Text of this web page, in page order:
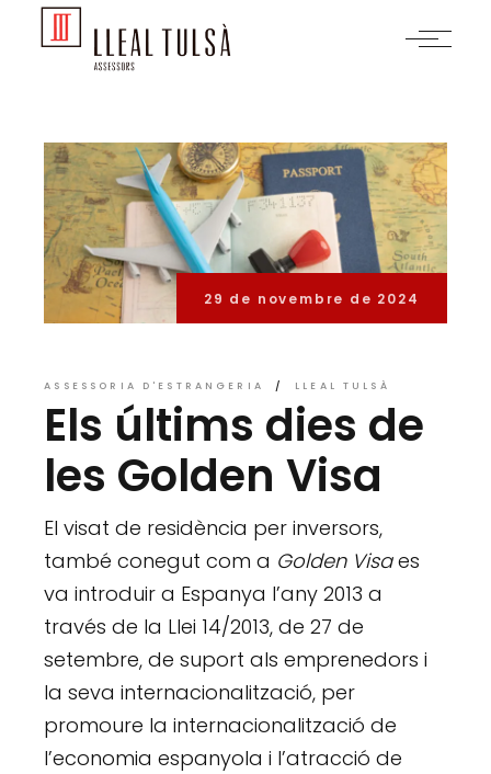
29 de novembre de 2024
ASSESSORIA D'ESTRANGERIA LLEAL TULSÀ
Els últims dies de
les Golden Visa
El visat de residència per inversors,
també conegut com a Golden Visaes
va introduir a Espanya l’any 2013 a
través de la Llei 14/2013, de 27 de
setembre, de suport als emprenedors i
la seva internacionalització, per
promoure la internacionalització de
l’economia espanyola i l’atracció de